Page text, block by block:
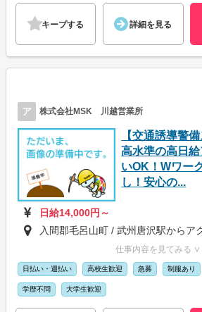
キープする 詳細を見る
ア 株式会社MSK 川越営業所
【交通誘導警
高水準の高日
いOK！Wワー
し！安心の...
日給14,000円～
入間郡毛呂山町 / 武州唐沢駅からア
仕事内容を見てみる ∨
日払い・週払い 高校生歓迎 急募 制服あり
学歴不問 大学生歓迎